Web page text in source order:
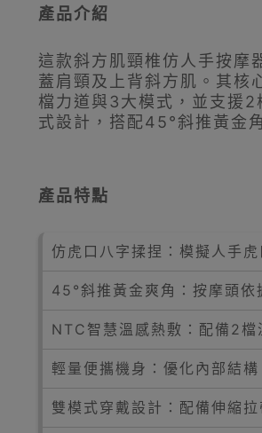
產品介紹
這款斜方肌頸椎仿人手按摩
蓋肩頸及上背斜方肌。其核
檔力道與3大模式，並支援
式設計，搭配45°斜推黃金
產品特點
仿虎口八字揉捏：模擬人手
45°斜推黃金爽角：按摩頭
NTC智慧溫感熱敷：配備2
輕量便攜機身：優化內部結
雙模式穿戴設計：配備伸縮